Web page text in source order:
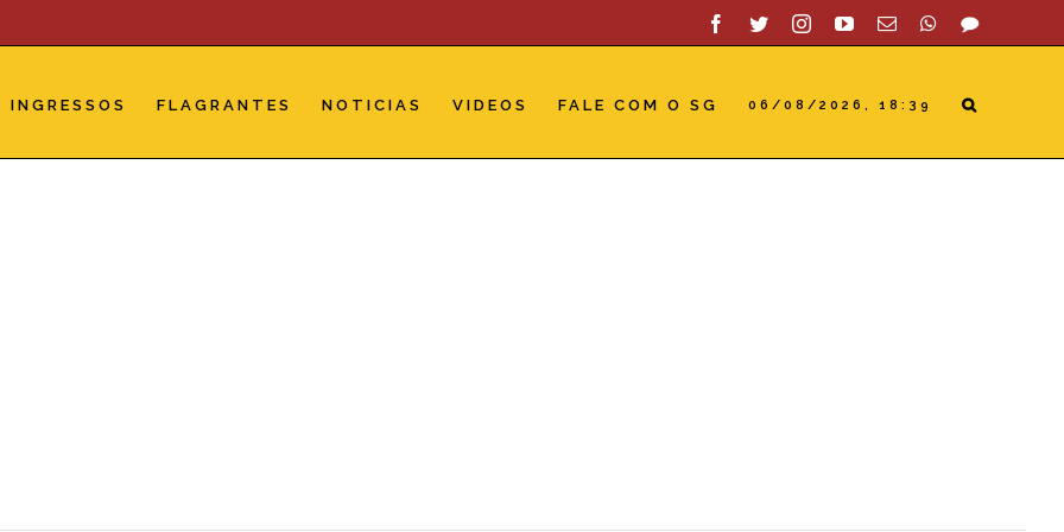
Facebook
TwitterInstagramYouTube
Email WhatsApp
SAC
INGRESSOS FLAGRANTES NOTICIAS VIDEOS FALE COM O SG 06/08/2026, 18:39